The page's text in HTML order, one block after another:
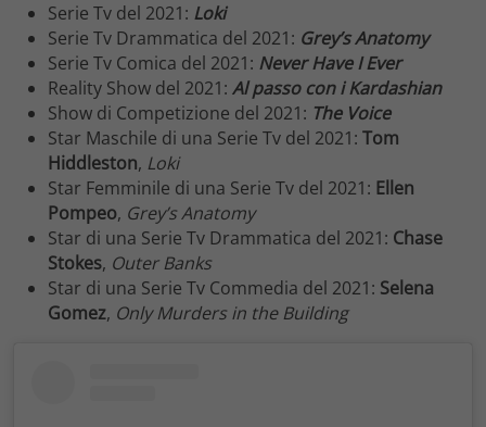
Serie Tv del 2021: Loki
Serie Tv Drammatica del 2021: Grey’s Anatomy
Serie Tv Comica del 2021: Never Have I Ever
Reality Show del 2021: Al passo con i Kardashian
Show di Competizione del 2021: The Voice
Star Maschile di una Serie Tv del 2021: Tom
Hiddleston, Loki
Star Femminile di una Serie Tv del 2021: Ellen
Pompeo, Grey’s Anatomy
Star di una Serie Tv Drammatica del 2021: Chase
Stokes, Outer Banks
Star di una Serie Tv Commedia del 2021: Selena
Gomez, Only Murders in the Building